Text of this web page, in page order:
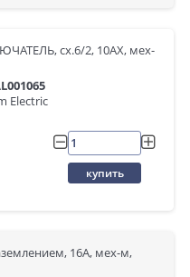
сх.6/2, 10АХ, мех-
Electric
купить
16А, мех-м,